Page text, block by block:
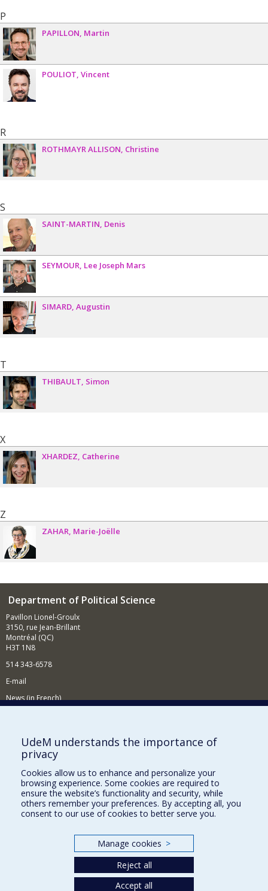
P
PAPILLON Martin
POULIOT Vincent
R
ROTHMAYR ALLISON Christine
S
SAINT-MARTIN Denis
SEYMOUR Lee Joseph Mars
SIMARD Augustin
T
THIBAULT Simon
X
XHARDEZ Catherine
Z
ZAHAR Marie-Joëlle
Department of Political Science
Pavillon Lionel-Groulx
3150, rue Jean-Brillant
Montréal (QC)
H3T 1N8
514 343-6578
E-mail
News (in French)
Supporting the Department
NEED HELP?
Sitemap
Report a problem
Accessibility
Our Departments and Schools
Programs and Courses in our Faculty
UdeM understands the importance of
privacy
Cookies allow us to enhance and personalize your
browsing experience. Some cookies are required to
ensure the website’s functionality and security, while
others remember your preferences. By accepting all, you
consent to our use of cookies to better serve you.
Manage cookies >
Reject all
Accept all